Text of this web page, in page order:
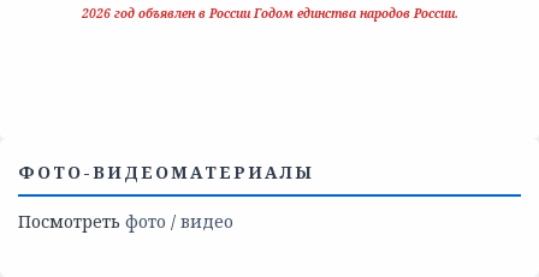
2026 год объявлен в России Годом единства народов России.
ФОТО-ВИДЕОМАТЕРИАЛЫ
Посмотреть фото / видео